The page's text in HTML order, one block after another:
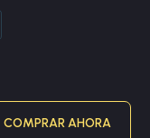
COMPRAR AHORA